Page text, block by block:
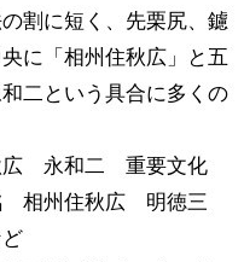
割に短く、先栗尻、鑢
に「相州住秋広」と五
二という具合に多くの
広 永和二 重要文化
相州住秋広 明徳三